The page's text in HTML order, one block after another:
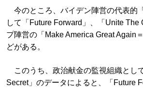
今のところ、バイデン陣営の代表的
して「Future Forward」、「Unite The
プ陣営の「Make America Great Again
どがある。
このうち、政治献金の監視組織とし
Secret」のデータによると、「Future